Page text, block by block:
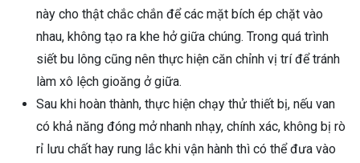
này cho thật chắc chắn để các mặt bích ép chặt vào
nhau, không tạo ra khe hở giữa chúng. Trong quá trình
siết bu lông cũng nên thực hiện căn chỉnh vị trí để tránh
làm xô lệch gioăng ở giữa.
Sau khi hoàn thành, thực hiện chạy thử thiết bị, nếu van
có khả năng đóng mở nhanh nhạy, chính xác, không bị rò
rỉ lưu chất hay rung lắc khi vận hành thì có thể đưa vào